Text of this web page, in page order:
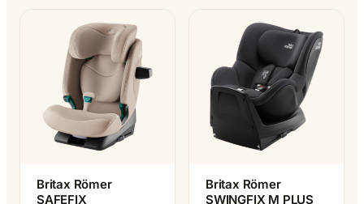
Britax Römer
SAFEFIX
Britax Römer
SWINGFIX M PLUS